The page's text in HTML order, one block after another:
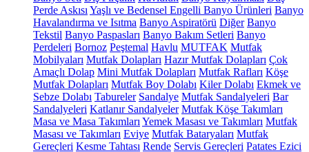
Perde Askısı Yaşlı ve Bedensel Engelli Banyo Ürünleri Banyo
Havalandırma ve Isıtma Banyo Aspiratörü Diğer Banyo
Tekstil Banyo Paspasları Banyo Bakım Setleri Banyo
Perdeleri Bornoz Peştemal Havlu MUTFAK Mutfak
Mobilyaları Mutfak Dolapları Hazır Mutfak Dolapları Çok
Amaçlı Dolap Mini Mutfak Dolapları Mutfak Rafları Köşe
Mutfak Dolapları Mutfak Boy Dolabı Kiler Dolabı Ekmek ve
Sebze Dolabı Tabureler Sandalye Mutfak Sandalyeleri Bar
Sandalyeleri Katlanır Sandalyeler Mutfak Köşe Takımları
Masa ve Masa Takımları Yemek Masası ve Takımları Mutfak
Masası ve Takımları Eviye Mutfak Bataryaları Mutfak
Gereçleri Kesme Tahtası Rende Servis Gereçleri Patates Ezici